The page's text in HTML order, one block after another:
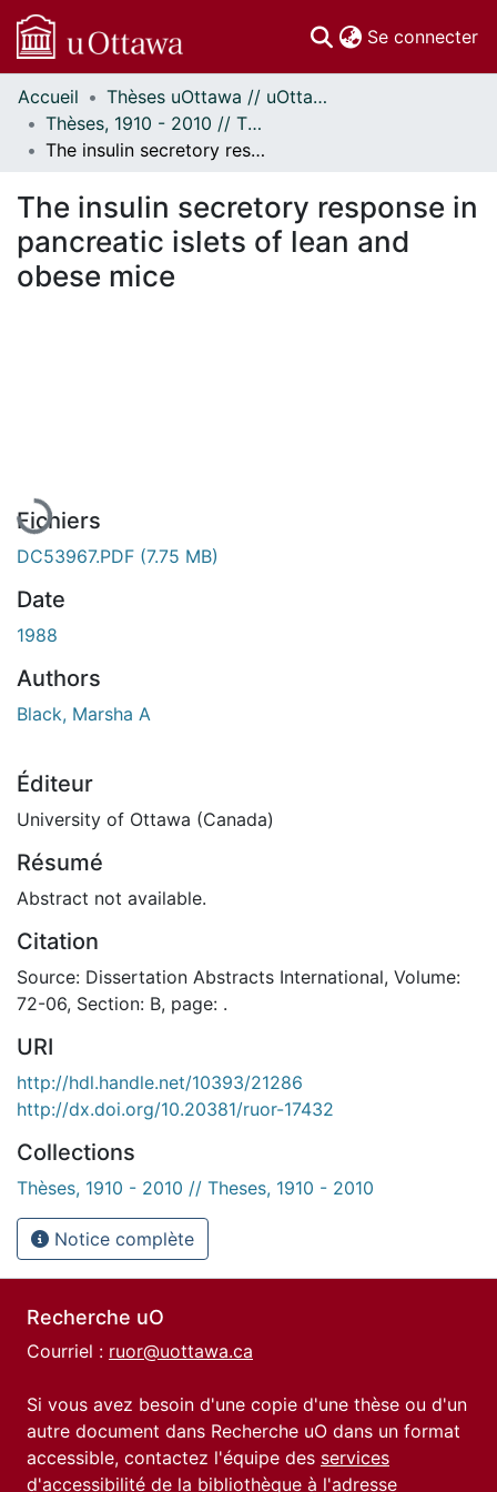
Se connecter
Communautés
et collections
Parcourir
À propos
Accueil
Thèses uOttawa // uOttawa Theses
Thèses, 1910 - 2010 // Theses, 1910 - 2010
The insulin secretory response in pancreatic islets of lean and obese mice
The insulin secretory response in
pancreatic islets of lean and
obese mice
Fichiers
DC53967.PDF (7.75 MB)
Date
1988
Authors
Black, Marsha A
Éditeur
University of Ottawa (Canada)
Résumé
Abstract not available.
Citation
Source: Dissertation Abstracts International, Volume:
72-06, Section: B, page: .
URI
http://hdl.handle.net/10393/21286
http://dx.doi.org/10.20381/ruor-17432
Collections
Thèses, 1910 - 2010 // Theses, 1910 - 2010
Notice complète
Recherche uO
Courriel : ruor@uottawa.ca
Si vous avez besoin d'une copie d'une thèse ou d'un
autre document dans Recherche uO dans un format
accessible, contactez l'équipe des services
d'accessibilité de la bibliothèque à l'adresse